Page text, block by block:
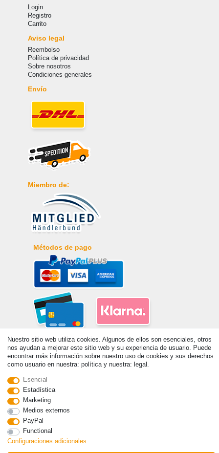
Login
Registro
Carrito
Aviso legal
Reembolso
Política de privacidad
Sobre nosotros
Condiciones generales
Envío
Miembro de:
Métodos de pago
© Copyright 2026 | Todos los derechos reservados. - Prix de base voir
détail de l'article | *S'applique aux livraisons en Espagne!
Nuestro sitio web utiliza cookies. Algunos de ellos son esenciales, otros
nos ayudan a mejorar este sitio web y su experiencia de usuario. Puede
encontrar más información sobre nuestro uso de cookies y sus derechos
como usuario en nuestra: política y nuestra: legal.
Esencial
Estadística
Marketing
Medios externos
PayPal
Functional
Configuraciones adicionales
Withdraw from contract here